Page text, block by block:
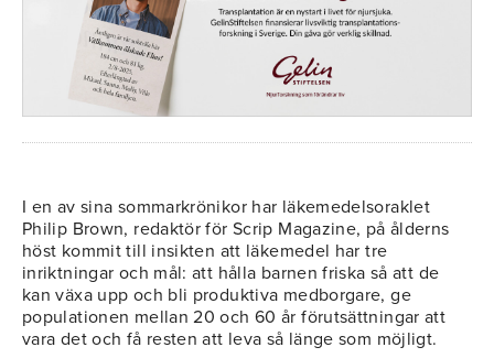
I en av sina sommarkrönikor har läkemedelsoraklet
Philip Brown, redaktör för Scrip Magazine, på ålderns
höst kommit till insikten att läkemedel har tre
inriktningar och mål: att hålla barnen friska så att de
kan växa upp och bli produktiva medborgare, ge
populationen mellan 20 och 60 år förutsättningar att
vara det och få resten att leva så länge som möjligt.